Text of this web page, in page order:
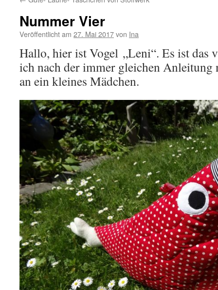
Nummer Vier
Veröffentlicht am 27. Mai 2017von Ina
Hallo, hier ist Vogel „Leni“. Es ist das
ich nach der immer gleichen Anleitung
an ein kleines Mädchen.